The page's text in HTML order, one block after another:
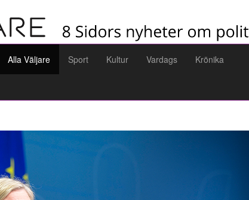
Alla Väljare Sport Kultur Vardags Krönika